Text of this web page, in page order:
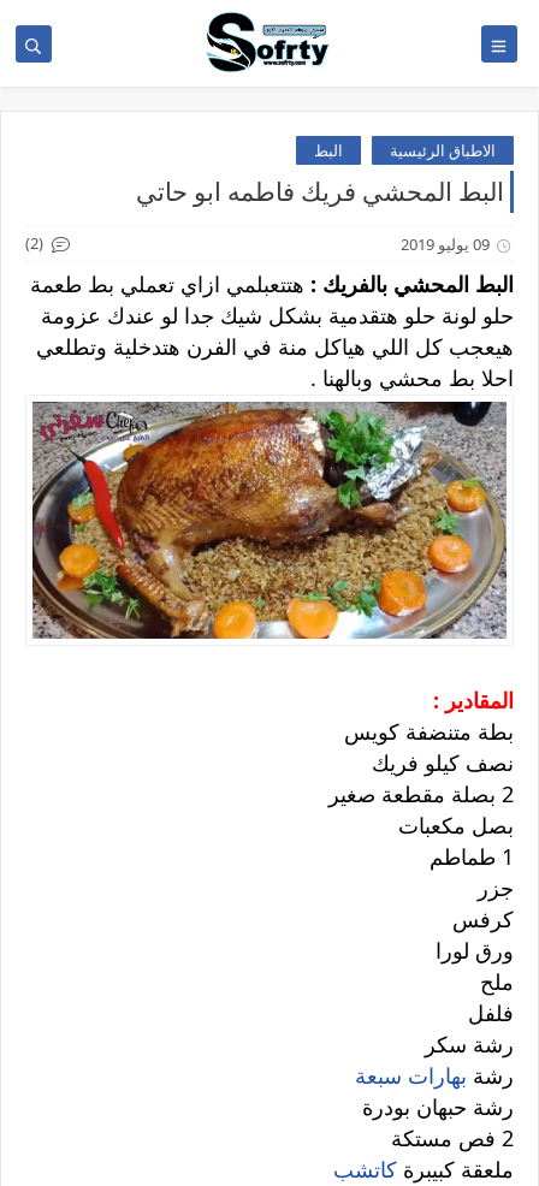
الاطباق الرئيسية البط
البط المحشي فريك فاطمه ابو حاتي
09 يوليو 2019 (2)
البط المحشي بالفريك : هتتعبلمي ازاي تعملي بط طعمة
حلو لونة حلو هتقدمية بشكل شيك جدا لو عندك عزومة
هيعجب كل اللي هياكل منة في الفرن هتدخلية وتطلعي
احلا بط محشي وبالهنا .
المقادير :
بطة متنضفة كويس
نصف كيلو فريك
2 بصلة مقطعة صغير
بصل مكعبات
1 طماطم
جزر
كرفس
ورق لورا
ملح
فلفل
رشة سكر
رشة بهارات سبعة
رشة حبهان بودرة
2 فص مستكة
ملعقة كبيبرة كاتشب